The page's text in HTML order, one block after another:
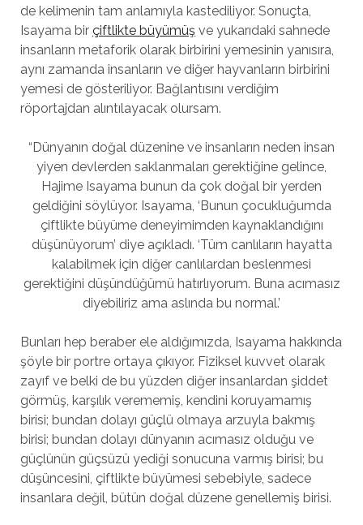
de kelimenin tam anlamıyla kastediliyor. Sonuçta,
Isayama bir çiftlikte büyümüş ve yukarıdaki sahnede
insanların metaforik olarak birbirini yemesinin yanısıra,
aynı zamanda insanların ve diğer hayvanların birbirini
yemesi de gösteriliyor. Bağlantısını verdiğim
röportajdan alıntılayacak olursam.
“Dünyanın doğal düzenine ve insanların neden insan
yiyen devlerden saklanmaları gerektiğine gelince,
Hajime Isayama bunun da çok doğal bir yerden
geldiğini söylüyor. Isayama, ‘Bunun çocukluğumda
çiftlikte büyüme deneyimimden kaynaklandığını
düşünüyorum’ diye açıkladı. ‘Tüm canlıların hayatta
kalabilmek için diğer canlılardan beslenmesi
gerektiğini düşündüğümü hatırlıyorum. Buna acımasız
diyebiliriz ama aslında bu normal.’
Bunları hep beraber ele aldığımızda, Isayama hakkında
şöyle bir portre ortaya çıkıyor. Fiziksel kuvvet olarak
zayıf ve belki de bu yüzden diğer insanlardan şiddet
görmüş, karşılık verememiş, kendini koruyamamış
birisi; bundan dolayı güçlü olmaya arzuyla bakmış
birisi; bundan dolayı dünyanın acımasız olduğu ve
güçlünün güçsüzü yediği sonucuna varmış birisi; bu
düşüncesini, çiftlikte büyümesi sebebiyle, sadece
insanlara değil, bütün doğal düzene genellemiş birisi.